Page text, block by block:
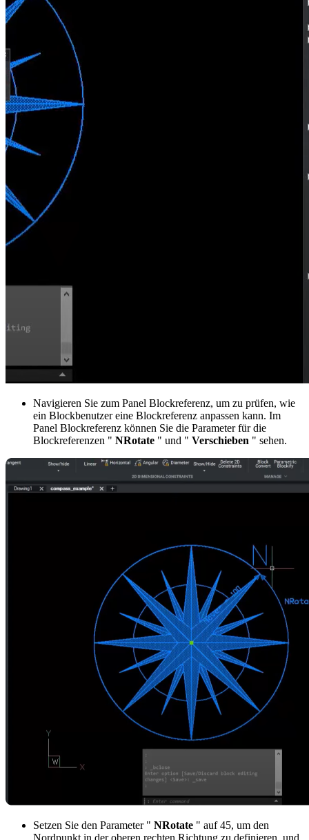
Navigieren Sie zum Panel Blockreferenz, um zu prüfen, wie
ein Blockbenutzer eine Blockreferenz anpassen kann. Im
Panel Blockreferenz können Sie die Parameter für die
Blockreferenzen " NRotate " und " Verschieben " sehen.
Setzen Sie den Parameter " NRotate " auf 45, um den
Nordpunkt in der oberen rechten Richtung zu definieren, und